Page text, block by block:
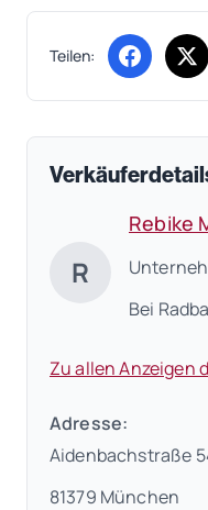
Teilen: (öffnet in
R
Rebike
Bei
Zu allen Anzeigen
Adresse:
Aidenbachstraße
81379 München